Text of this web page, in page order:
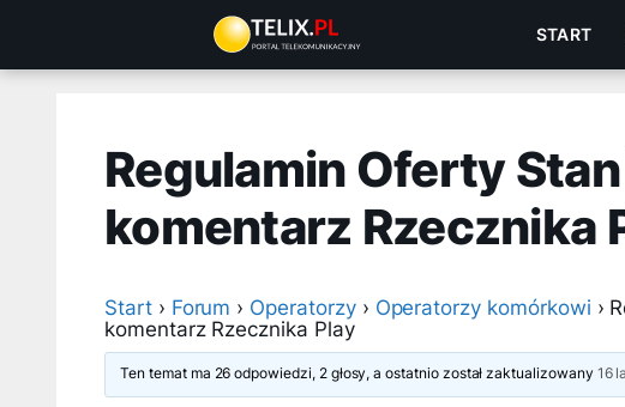
treści
START
Regulamin Oferty
komentarz Rzecznika
Start › Forum › Operatorzy › Operatorzy komórkowi ›
komentarz Rzecznika Play
Ten temat ma 26 odpowiedzi, 2 głosy, a ostatnio został zaktualizowany 16